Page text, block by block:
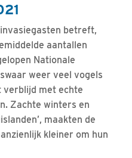
betreft,
aantallen
Nationale
weer veel vogels
verblijd met echte
Zachte winters en
maakten de
kleiner om hun